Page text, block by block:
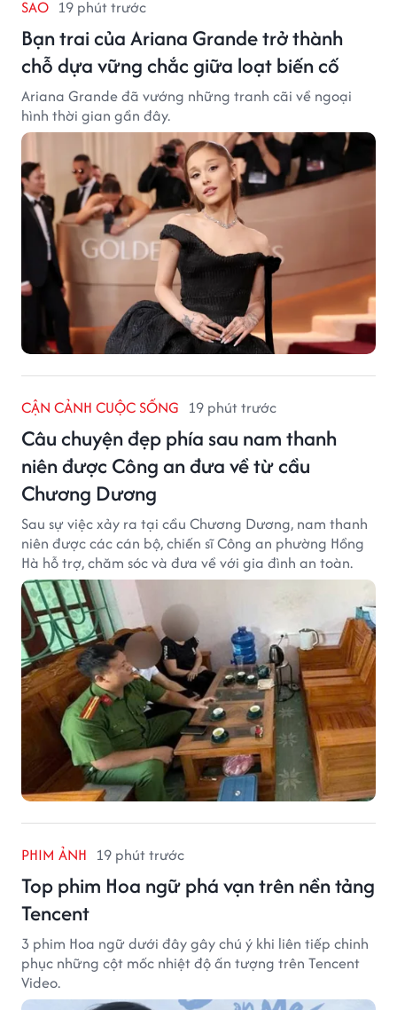
SAO 19 phút trước
Bạn trai của Ariana Grande trở thành
chỗ dựa vững chắc giữa loạt biến cố
Ariana Grande đã vướng những tranh cãi về ngoại
hình thời gian gần đây.
CẬN CẢNH CUỘC SỐNG 19 phút trước
Câu chuyện đẹp phía sau nam thanh
niên được Công an đưa về từ cầu
Chương Dương
Sau sự việc xảy ra tại cầu Chương Dương, nam thanh
niên được các cán bộ, chiến sĩ Công an phường Hồng
Hà hỗ trợ, chăm sóc và đưa về với gia đình an toàn.
PHIM ẢNH 19 phút trước
Top phim Hoa ngữ phá vạn trên nền tảng
Tencent
3 phim Hoa ngữ dưới đây gây chú ý khi liên tiếp chinh
phục những cột mốc nhiệt độ ấn tượng trên Tencent
Video.